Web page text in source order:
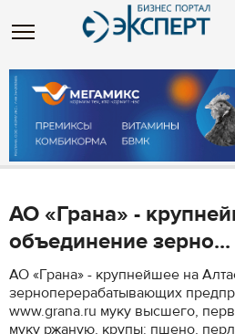
АО «Грана» -
объединение зерно...
АО «Грана» - крупнейшее на
зерноперерабатывающих
www.grana.ru муку высшего,
муку ржаную, крупы: пшено,